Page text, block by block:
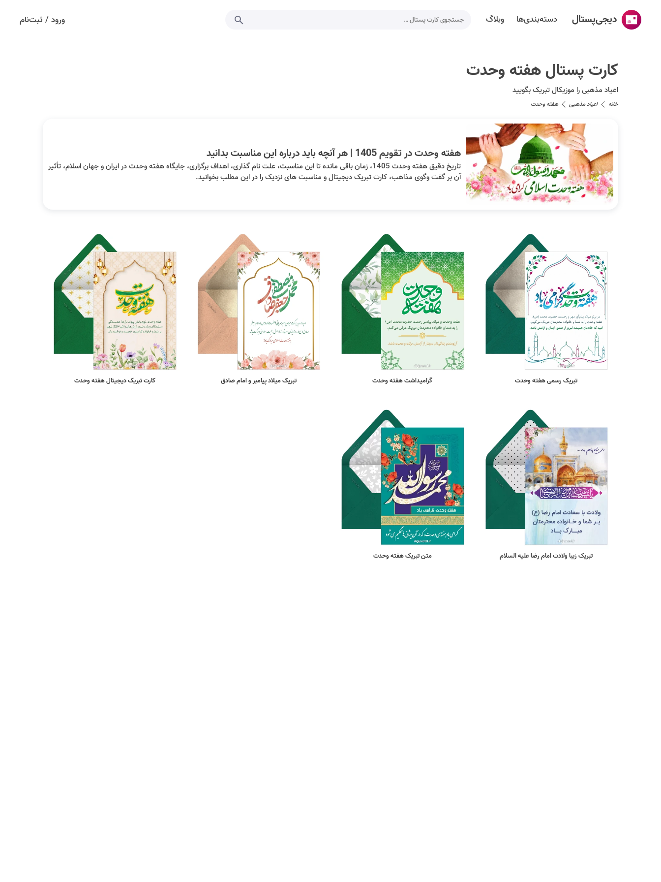
دیجی‌پستال دسته‌بندی‌ها وبلاگ ورود / ثبت‌نام
ساخت کارت پستال
دسته‌بندی‌ها
طراحی اختصاصی کارت پستال
کارت پستال هفته وحدت
اعیاد مذهبی را موزیکال تبریک بگویید
خانه اعیاد مذهبی هفته وحدت
هفته وحدت در تقویم 1405 | هر آنچه باید درباره این مناسبت بدانید
تاریخ دقیق هفته وحدت 1405، زمان باقی مانده تا این مناسبت، علت نام گذاری، اهداف برگزاری، جایگاه هفته وحدت در ایران و جهان اسلام، تأثیر
آن بر گفت وگوی مذاهب، کارت تبریک دیجیتال و مناسبت های نزدیک را در این مطلب بخوانید.
تبریک رسمی هفته وحدت گرامیداشت هفته وحدت تبریک میلاد پیامبر و امام صادق کارت تبریک دیجیتال هفته وحدت
تبریک زیبا ولادت امام رضا علیه السلام متن تبریک هفته وحدت